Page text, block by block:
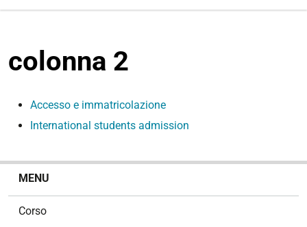
colonna 2
Accesso e immatricolazione
International students admission
MENU
Corso